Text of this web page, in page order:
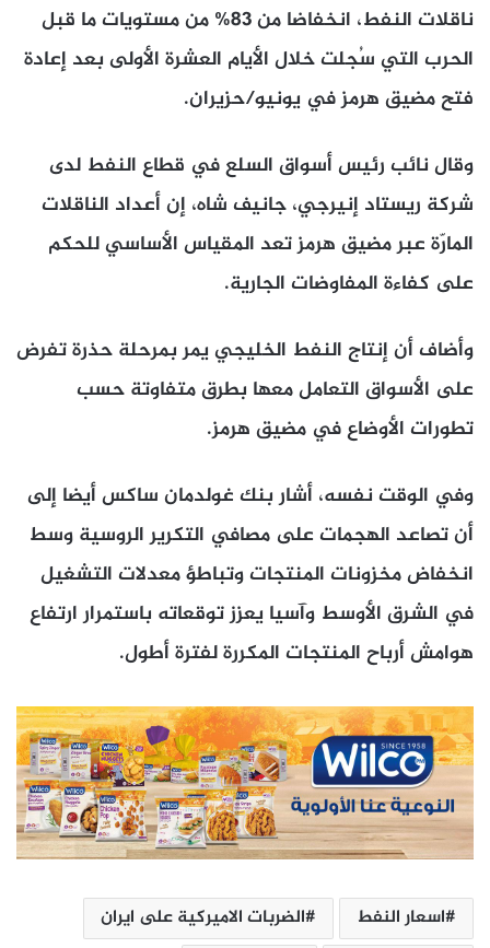
ناقلات النفط، انخفاضا من 83% من مستويات ما قبل
الحرب التي سُجلت خلال الأيام العشرة الأولى بعد إعادة
فتح مضيق هرمز في يونيو/حزيران.
وقال نائب رئيس أسواق السلع في قطاع النفط لدى
شركة ريستاد إنيرجي، جانيف شاه، إن أعداد الناقلات
المارّة عبر مضيق هرمز تعد المقياس الأساسي للحكم
على كفاءة المفاوضات الجارية.
وأضاف أن إنتاج النفط الخليجي يمر بمرحلة حذرة تفرض
على الأسواق التعامل معها بطرق متفاوتة حسب
تطورات الأوضاع في مضيق هرمز.
وفي الوقت نفسه، أشار بنك غولدمان ساكس أيضا إلى
أن تصاعد الهجمات على مصافي التكرير الروسية وسط
انخفاض مخزونات المنتجات وتباطؤ معدلات التشغيل
في الشرق الأوسط وآسيا يعزز توقعاته باستمرار ارتفاع
هوامش أرباح المنتجات المكررة لفترة أطول.
اسعار النفط
الضربات الاميركية على ايران